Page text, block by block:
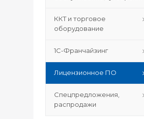
ККТ и торговое
оборудование
1С-Франчайзинг
Лицензионное ПО
Спецпредложения,
распродажи